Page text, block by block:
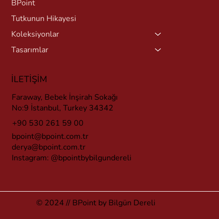
BPoint
Tutkunun Hikayesi
Koleksiyonlar
Tasarımlar
İLETİŞİM
Faraway, Bebek İnşirah Sokağı
No:9 İstanbul, Turkey 34342
+90 530 261 59 00
bpoint@bpoint.com.tr
derya@bpoint.com.tr
Instagram: @bpointbybilgundereli
© 2024 // BPoint by Bilgün Dereli